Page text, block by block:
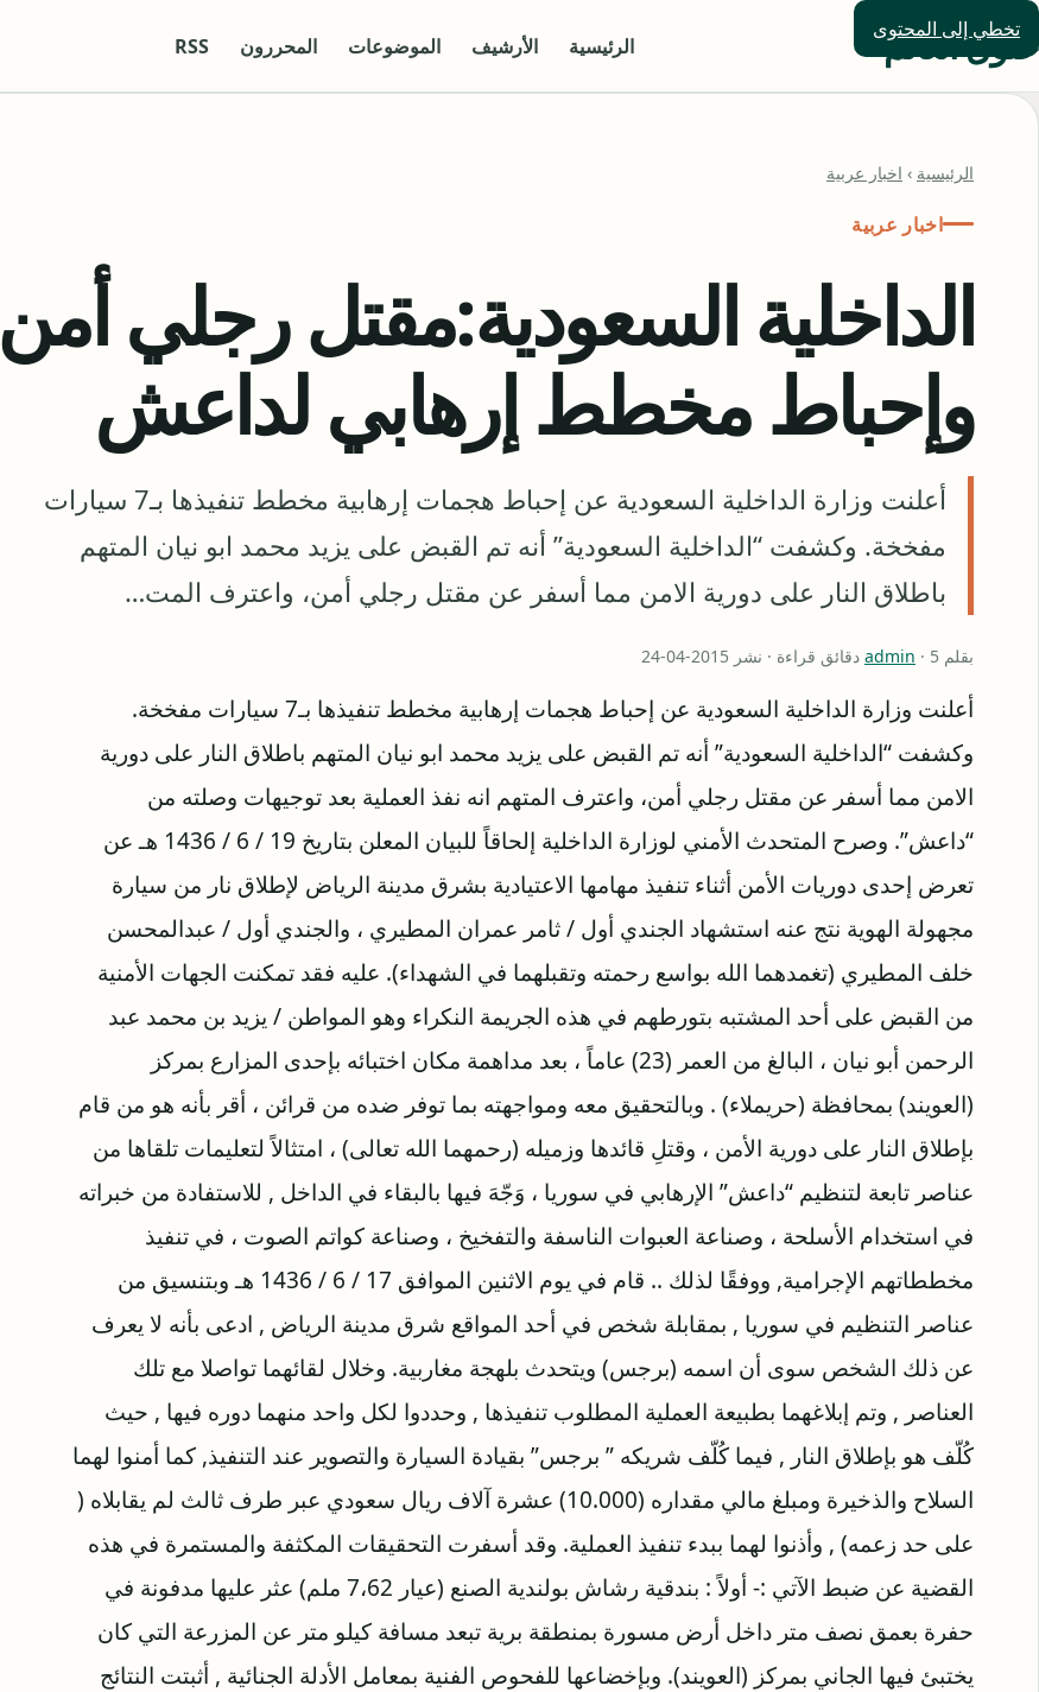
تخطي إلى المحتوى
حلول العالم الرئيسية الأرشيف الموضوعات المحررون RSS
الرئيسية › اخبار عربية
اخبار عربية
الداخلية السعودية:مقتل رجلي أمن
وإحباط مخطط إرهابي لداعش
أعلنت وزارة الداخلية السعودية عن إحباط هجمات إرهابية مخطط تنفيذها بـ7 سيارات
مفخخة. وكشفت “الداخلية السعودية” أنه تم القبض على يزيد محمد ابو نيان المتهم
باطلاق النار على دورية الامن مما أسفر عن مقتل رجلي أمن، واعترف المت…
بقلم admin · 5 دقائق قراءة · نشر 2015-04-24
أعلنت وزارة الداخلية السعودية عن إحباط هجمات إرهابية مخطط تنفيذها بـ7 سيارات مفخخة.
وكشفت “الداخلية السعودية” أنه تم القبض على يزيد محمد ابو نيان المتهم باطلاق النار على دورية
الامن مما أسفر عن مقتل رجلي أمن، واعترف المتهم انه نفذ العملية بعد توجيهات وصلته من
“داعش”. وصرح المتحدث الأمني لوزارة الداخلية إلحاقاً للبيان المعلن بتاريخ 19 / 6 / 1436 هـ عن
تعرض إحدى دوريات الأمن أثناء تنفيذ مهامها الاعتيادية بشرق مدينة الرياض لإطلاق نار من سيارة
مجهولة الهوية نتج عنه استشهاد الجندي أول / ثامر عمران المطيري ، والجندي أول / عبدالمحسن
خلف المطيري (تغمدهما الله بواسع رحمته وتقبلهما في الشهداء). عليه فقد تمكنت الجهات الأمنية
من القبض على أحد المشتبه بتورطهم في هذه الجريمة النكراء وهو المواطن / يزيد بن محمد عبد
الرحمن أبو نيان ، البالغ من العمر (23) عاماً ، بعد مداهمة مكان اختبائه بإحدى المزارع بمركز
(العويند) بمحافظة (حريملاء) . وبالتحقيق معه ومواجهته بما توفر ضده من قرائن ، أقر بأنه هو من قام
بإطلاق النار على دورية الأمن ، وقتلِ قائدها وزميله (رحمهما الله تعالى) ، امتثالاً لتعليمات تلقاها من
عناصر تابعة لتنظيم “داعش” الإرهابي في سوريا ، وَجّهَ فيها بالبقاء في الداخل , للاستفادة من خبراته
في استخدام الأسلحة ، وصناعة العبوات الناسفة والتفخيخ ، وصناعة كواتم الصوت ، في تنفيذ
مخططاتهم الإجرامية, ووفقًا لذلك .. قام في يوم الاثنين الموافق 17 / 6 / 1436 هـ وبتنسيق من
عناصر التنظيم في سوريا , بمقابلة شخص في أحد المواقع شرق مدينة الرياض , ادعى بأنه لا يعرف
عن ذلك الشخص سوى أن اسمه (برجس) ويتحدث بلهجة مغاربية. وخلال لقائهما تواصلا مع تلك
العناصر , وتم إبلاغهما بطبيعة العملية المطلوب تنفيذها , وحددوا لكل واحد منهما دوره فيها , حيث
كُلّف هو بإطلاق النار , فيما كُلّف شريكه ” برجس” بقيادة السيارة والتصوير عند التنفيذ, كما أمنوا لهما
السلاح والذخيرة ومبلغ مالي مقداره (10.000) عشرة آلاف ريال سعودي عبر طرف ثالث لم يقابلاه (
على حد زعمه) , وأذنوا لهما ببدء تنفيذ العملية. وقد أسفرت التحقيقات المكثفة والمستمرة في هذه
القضية عن ضبط الآتي :- أولاً : بندقية رشاش بولندية الصنع (عيار 7،62 ملم) عثر عليها مدفونة في
حفرة بعمق نصف متر داخل أرض مسورة بمنطقة برية تبعد مسافة كيلو متر عن المزرعة التي كان
يختبئ فيها الجاني بمركز (العويند). وبإخضاعها للفحوص الفنية بمعامل الأدلة الجنائية , أثبتت النتائج